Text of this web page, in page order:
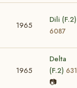
1965
Dili (F.2)
6087
1965
Delta
(F.2)
📷